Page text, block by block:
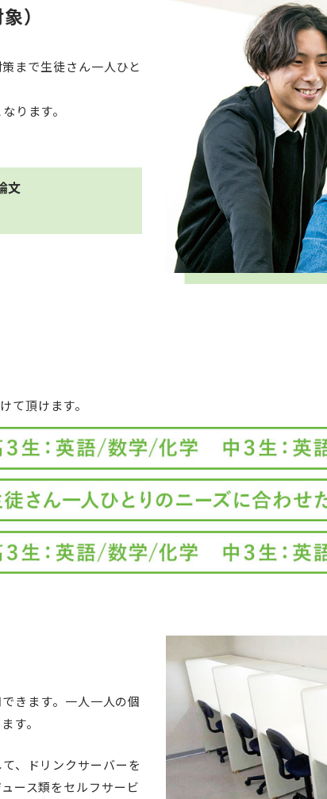
）
まで生徒さん一人ひと
ります。
文
て頂けます。
きます。一人一人の個
す。
、ドリンクサーバーを
ース類をセルフサービ